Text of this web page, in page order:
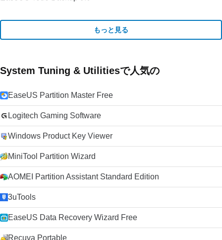
もっと見る
System Tuning & Utilitiesで人気の
EaseUS Partition Master Free
Logitech Gaming Software
Windows Product Key Viewer
MiniTool Partition Wizard
AOMEI Partition Assistant Standard Edition
3uTools
EaseUS Data Recovery Wizard Free
Recuva Portable